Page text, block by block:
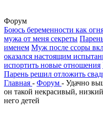
Форум
Боюсь беременности как
мужа от меня секреты
именем Муж после ссоры
оказался настоящим
испортить новые отношения
Парень решил отложить
Главная - Форум - Удачно
он такой некрасивый,
него детей